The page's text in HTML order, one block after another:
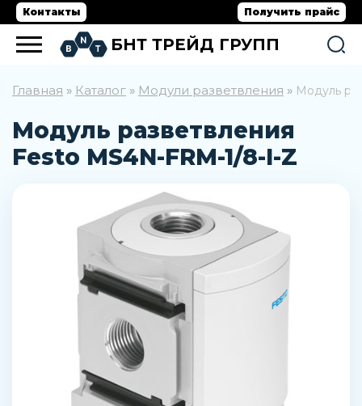
Контакты Получить прайс
БНТ ТРЕЙД ГРУПП
Главная » Каталог » Модули разветвления » Модуль
Модуль разветвления
Festo MS4N-FRM-1/8-I-Z